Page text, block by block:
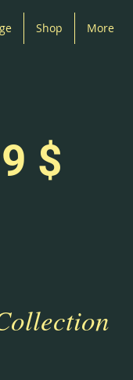
Shop More
$